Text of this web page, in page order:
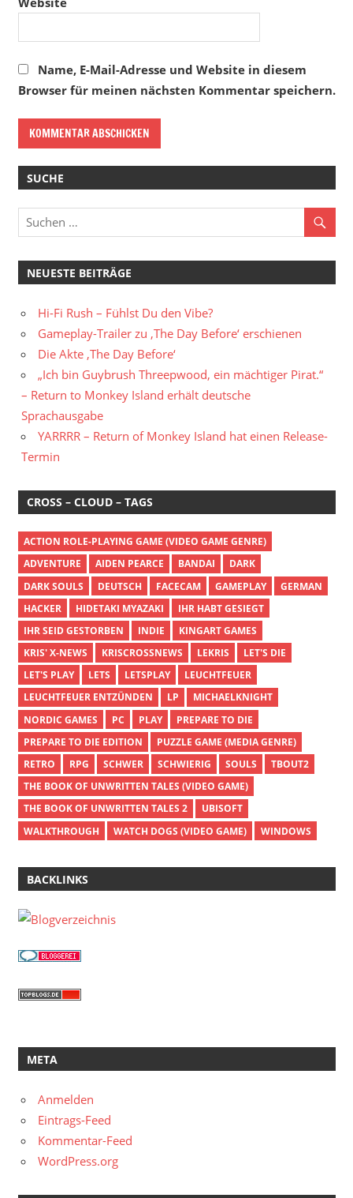
Name, E-Mail-Adresse und Website in diesem
Browser für meinen nächsten Kommentar speichern.
SUCHE
NEUESTE BEITRÄGE
Hi-Fi Rush – Fühlst Du den Vibe?
Gameplay-Trailer zu ‚The Day Before‘ erschienen
Die Akte ‚The Day Before‘
„Ich bin Guybrush Threepwood, ein mächtiger Pirat.“
– Return to Monkey Island erhält deutsche
Sprachausgabe
YARRRR – Return of Monkey Island hat einen Release-
Termin
CROSS – CLOUD – TAGS
ACTION ROLE-PLAYING GAME (VIDEO GAME GENRE)
ADVENTURE
AIDEN PEARCE BANDAI
DARK
DARK SOULS
DEUTSCH FACECAM GAMEPLAY
GERMAN
HACKER
HIDETAKI MYAZAKI
IHR HABT GESIEGT
IHR SEID GESTORBEN
INDIE
KINGART GAMES
KRIS' X-NEWS
KRISCROSSNEWS LEKRIS
LET'S DIE
LET'S PLAY
LETS LETSPLAY
LEUCHTFEUER
LEUCHTFEUER ENTZÜNDEN
LP
MICHAELKNIGHT
NORDIC GAMES
PC PLAY
PREPARE TO DIE
PREPARE TO DIE EDITION
PUZZLE GAME (MEDIA GENRE)
RETRO
RPG SCHWER SCHWIERIG SOULS
TBOUT2
THE BOOK OF UNWRITTEN TALES (VIDEO GAME)
THE BOOK OF UNWRITTEN TALES 2
UBISOFT
WALKTHROUGH
WATCH DOGS (VIDEO GAME) WINDOWS
BACKLINKS
META
Anmelden
Eintrags-Feed
Kommentar-Feed
WordPress.org